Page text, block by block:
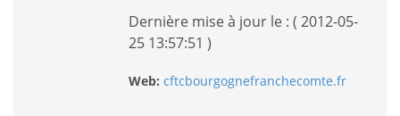
Dernière mise à jour le : ( 2012-05-
25 13:57:51 )
Web: cftcbourgognefranchecomte.fr